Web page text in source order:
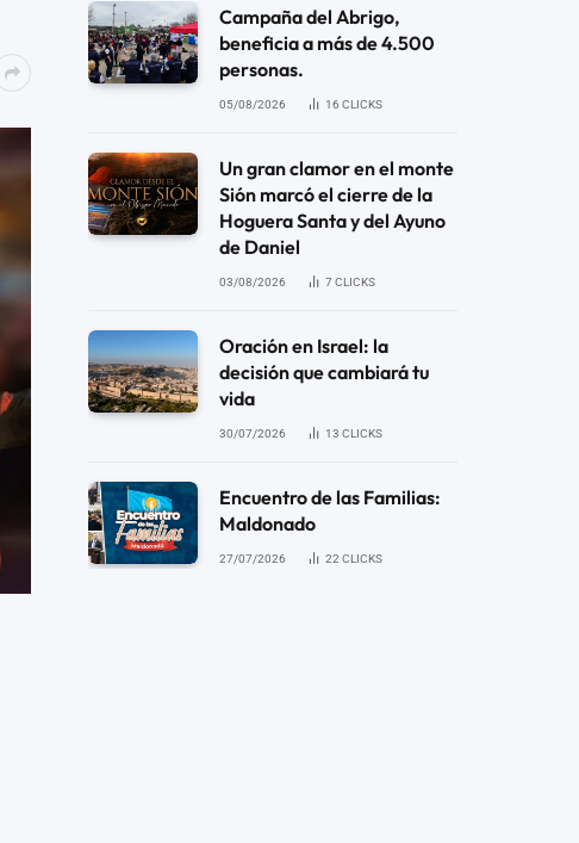
Campaña del Abrigo,
beneficia a más de 4.500
personas.
05/08/2026 16 CLICKS
Un gran clamor en el monte
Sión marcó el cierre de la
Hoguera Santa y del Ayuno
de Daniel
03/08/2026 7 CLICKS
Oración en Israel: la
decisión que cambiará tu
vida
30/07/2026 13 CLICKS
Encuentro de las Familias:
Maldonado
27/07/2026 22CLICKS